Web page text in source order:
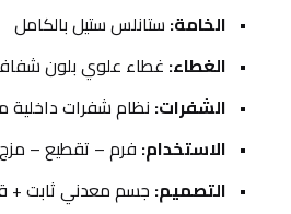
الخامة: ستانلس ستيل بالكامل
الغطاء: غطاء علوي بلون
الشفرات: نظام شفرات داخلية
الاستخدام: فرم – تقطيع –
التصميم: جسم معدني ثابت +